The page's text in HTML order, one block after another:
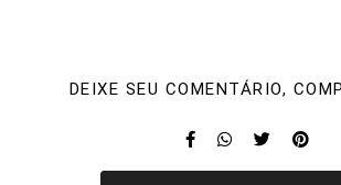
DEIXE SEU COMENTÁRIO,